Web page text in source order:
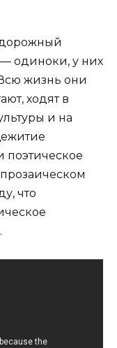
одиноки, у них
жизнь они
ходят в
и на
поэтическое
что